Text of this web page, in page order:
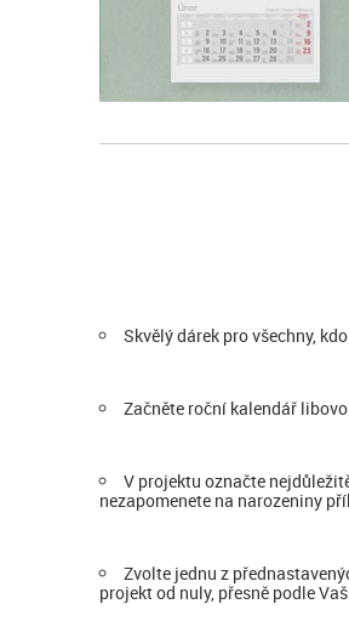
Skvělý dárek pro všechny,
Začněte roční kalendář
V projektu označte
nezapomenete na narozeniny
Zvolte jednu z
projekt od nuly, přesně podle